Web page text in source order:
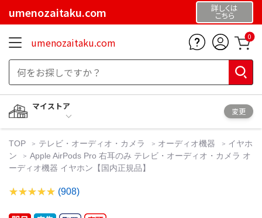
umenozaitaku.com 詳しくは
こちら
umenozaitaku.com 0
マイストア
変更
TOP テレビ・オーディオ・カメラ オーディオ機器
イヤホ
ン
Apple AirPods Pro 右耳のみ テレビ・オーディオ・カメラ オ
ーディオ機器 イヤホン【国内正規品】
(908)